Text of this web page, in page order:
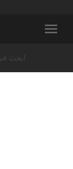
ابحث في أكثر من